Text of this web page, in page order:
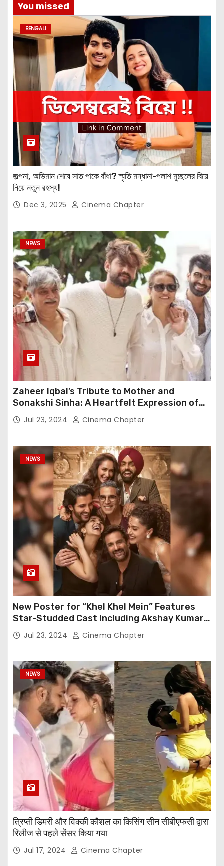
You missed
BENGALI
জল্পনা, অভিমান শেষে সাত পাকে বাঁধা? স্মৃতি মন্ধানা-পলাশ মুচ্ছলের বিয়ে
নিয়ে নতুন রহস্য!
Dec 3, 2025 Cinema Chapter
NEWS
Zaheer Iqbal’s Tribute to Mother and
Sonakshi Sinha: A Heartfelt Expression of
Gratitude
Jul 23, 2024 Cinema Chapter
NEWS
New Poster for “Khel Khel Mein” Features
Star-Studded Cast Including Akshay Kumar,
Taapsee Pannu, Fardeen Khan, and More
Jul 23, 2024 Cinema Chapter
NEWS
त्रिप्ती डिमरी और विक्की कौशल का किसिंग सीन सीबीएफसी द्वारा
रिलीज से पहले सेंसर किया गया
Jul 17, 2024 Cinema Chapter